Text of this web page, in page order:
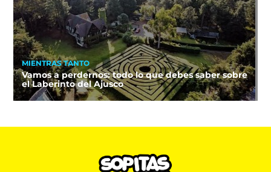
MIENTRAS TANTO
Vamos a perdernos: todo lo que debes saber sobre
el Laberinto del Ajusco